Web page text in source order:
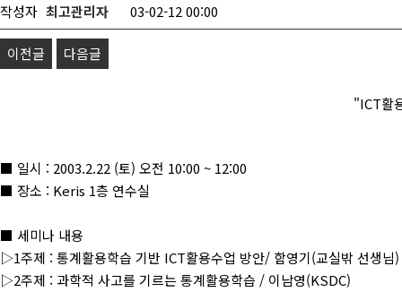
작성자 최고관리자 03-02-12 00:00
이전글 다음글
"ICT활
■ 일시 : 2003.2.22 (토) 오전 10:00 ~ 12:00
■ 장소 : Keris 1층 연수실
■ 세미나 내용
▷1주제 : 통계활용학습 기반 ICT활용수업 방안/ 함영기(교실밖 선생님)
▷2주제 : 과학적 사고를 기르는 통계활용학습 / 이남영(KSDC)